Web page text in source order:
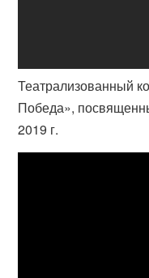
Театрализованный
Победа»,
2019 г.